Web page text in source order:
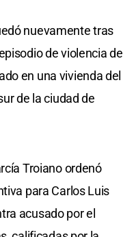
nuevamente tras
de violencia de
en una vivienda del
de la ciudad de
Troiano ordenó
para Carlos Luis
acusado por el